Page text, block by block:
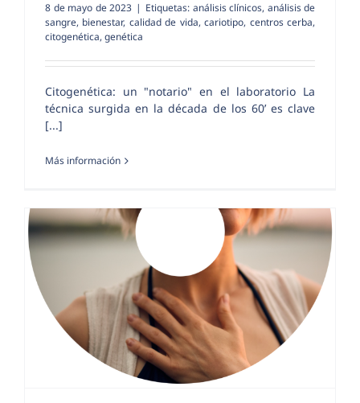
8 de mayo de 2023 | Etiquetas: análisis clínicos, análisis de
sangre, bienestar, calidad de vida,cariotipo, centros cerba,
citogenética, genética
Citogenética: un "notario" en el laboratorio La
técnica surgida en la década de los 60’ es clave
[...]
Más información